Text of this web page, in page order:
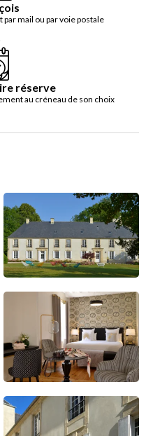
mail ou par voie postale
réserve
au créneau de son choix